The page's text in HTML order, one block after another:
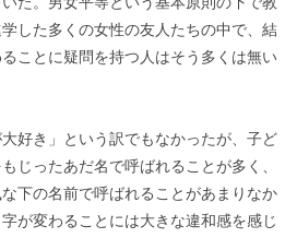
した多くの女性の友人たちの中で、結
ことに疑問を持つ人はそう多くは無い
好き」という訳でもなかったが、子ど
じったあだ名で呼ばれることが多く、
な下の名前で呼ばれることがあまりなか
が変わることには大きな違和感を感じ